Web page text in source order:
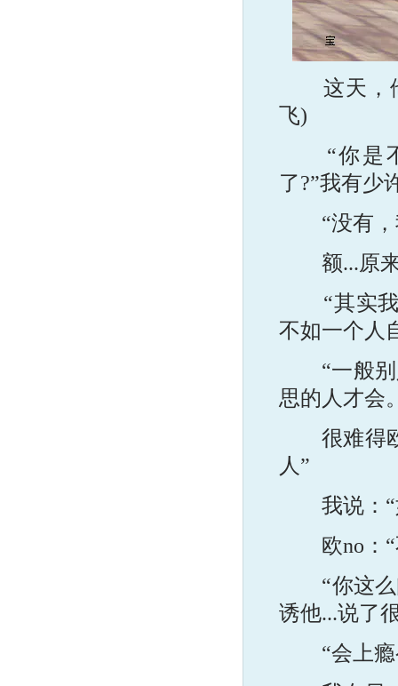
这天，他
飞)
“你是不
了?”我有少
“没有，
额...原来
“其实我
不如一个人
“一般别
思的人才会
很难得欧
人”
我说：“
欧no：“
“你这么
诱他...说了
“会上瘾